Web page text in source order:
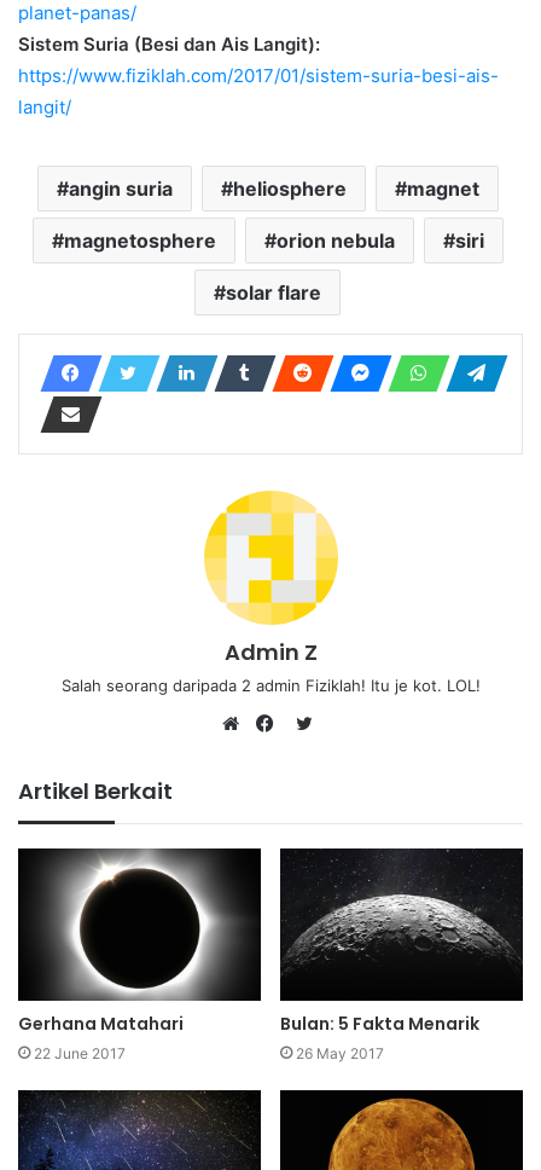
planet-panas/
Sistem Suria (Besi dan Ais Langit):
https://www.fiziklah.com/2017/01/sistem-suria-besi-ais-
langit/
angin suria heliosphere magnet
magnetosphere orion nebula siri
solar flare
Admin Z
Salah seorang daripada 2 admin Fiziklah! Itu je kot. LOL!
Artikel Berkait
Gerhana Matahari
22 June 2017
Bulan: 5 Fakta Menarik
26 May 2017